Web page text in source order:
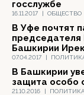
16.11.2017 | ОБЩЕСТВО
госслужбе
07.04.2017 |
В Уфе почтят
председателя
Башкирии
21.10.2016 | ПОЛИТИКА
В Башкирии
защита особо